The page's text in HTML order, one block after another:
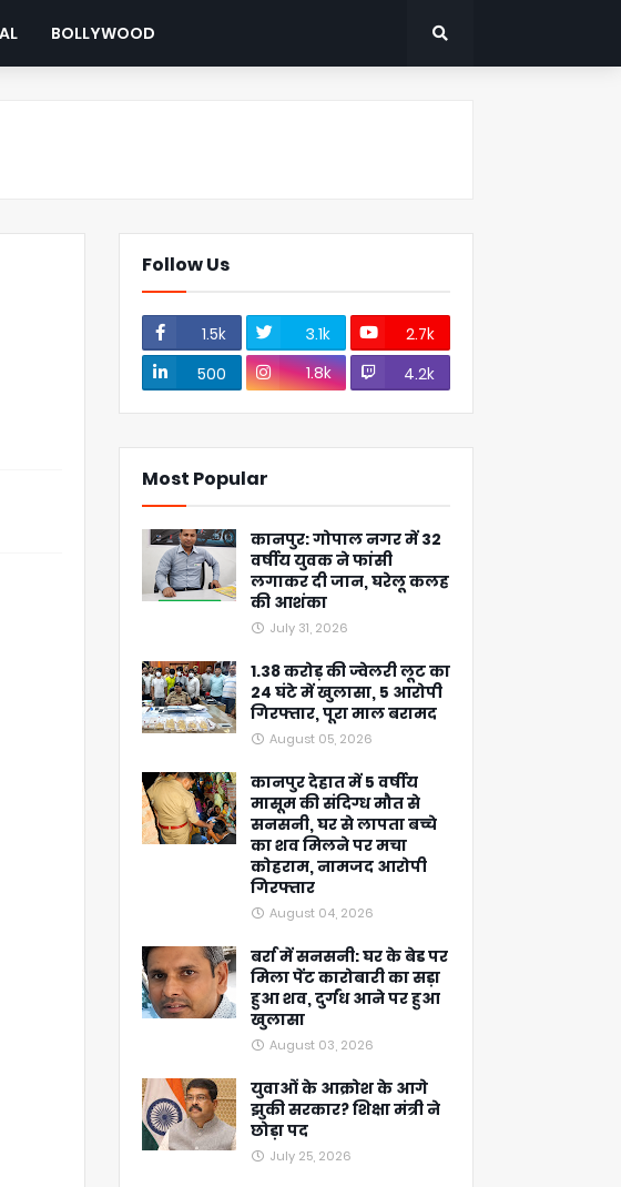
BOLLYWOOD
Follow Us
1.5k 3.1k
2.7k
500
1.8k 4.2k
Most Popular
कानपुर: गोपाल नगर में 32
वर्षीय युवक ने फांसी
लगाकर दी जान, घरेलू कलह
की आशंका
July 31, 2026
1.38 करोड़ की ज्वेलरी लूट का
24 घंटे में खुलासा, 5 आरोपी
गिरफ्तार, पूरा माल बरामद
August 05, 2026
कानपुर देहात में 5 वर्षीय
मासूम की संदिग्ध मौत से
सनसनी, घर से लापता बच्चे
का शव मिलने पर मचा
कोहराम, नामजद आरोपी
गिरफ्तार
August 04, 2026
बर्रा में सनसनी: घर के बेड पर
मिला पेंट कारोबारी का सड़ा
हुआ शव, दुर्गंध आने पर हुआ
खुलासा
August 03, 2026
युवाओं के आक्रोश के आगे
झुकी सरकार? शिक्षा मंत्री ने
छोड़ा पद
July 25, 2026